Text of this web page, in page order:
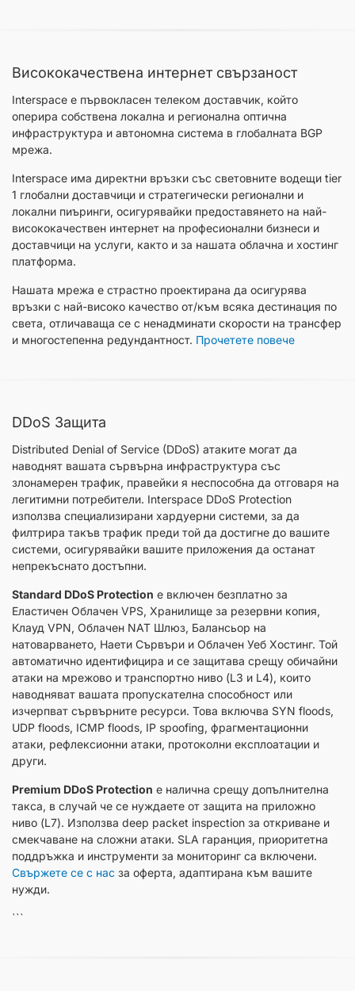
Висококачествена интернет свързаност
Interspace е първокласен телеком доставчик, който
оперира собствена локална и регионална оптична
инфраструктура и автономна система в глобалната BGP
мрежа.
Interspace има директни връзки със световните водещи tier
1 глобални доставчици и стратегически регионални и
локални пиъринги, осигурявайки предоставянето на най-
висококачествен интернет на професионални бизнеси и
доставчици на услуги, както и за нашата облачна и хостинг
платформа.
Нашата мрежа е страстно проектирана да осигурява
връзки с най-високо качество от/към всяка дестинация по
света, отличаваща се с ненадминати скорости на трансфер
и многостепенна редундантност. Прочетете повече
DDoS Защита
Distributed Denial of Service (DDoS) атаките могат да
наводнят вашата сървърна инфраструктура със
злонамерен трафик, правейки я неспособна да отговаря на
легитимни потребители. Interspace DDoS Protection
използва специализирани хардуерни системи, за да
филтрира такъв трафик преди той да достигне до вашите
системи, осигурявайки вашите приложения да останат
непрекъснато достъпни.
Standard DDoS Protection е включен безплатно за
Еластичен Облачен VPS, Хранилище за резервни копия,
Клауд VPN, Облачен NАТ Шлюз, Балансьор на
натоварването, Наети Сървъри и Облачен Уеб Хостинг. Той
автоматично идентифицира и се защитава срещу обичайни
атаки на мрежово и транспортно ниво (L3 и L4), които
наводняват вашата пропускателна способност или
изчерпват сървърните ресурси. Това включва SYN floods,
UDP floods, ICMP floods, IP spoofing, фрагментационни
атаки, рефлексионни атаки, протоколни експлоатации и
други.
Premium DDoS Protection е налична срещу допълнителна
такса, в случай че се нуждаете от защита на приложно
ниво (L7). Използва deep packet inspection за откриване и
смекчаване на сложни атаки. SLA гаранция, приоритетна
поддръжка и инструменти за мониторинг са включени.
Свържете се с нас за оферта, адаптирана към вашите
нужди.
```